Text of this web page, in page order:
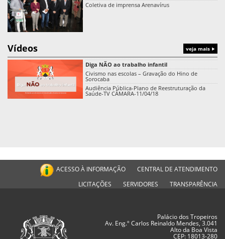
Coletiva de imprensa Arenavírus
Vídeos veja mais
Diga NÃO ao trabalho infantil
Civismo nas escolas – Gravação do Hino de
Sorocaba
Audiência Pública-Plano de Reestruturação da
Saúde-TV CÂMARA-11/04/18
ACESSO À INFORMAÇÃO
CENTRAL DE ATENDIMENTO
LICITAÇÕES
SERVIDORES TRANSPARÊNCIA
Palácio dos Tropeiros
Av. Eng.º Carlos Reinaldo Mendes, 3.041
Alto da Boa Vista
CEP: 18013-280